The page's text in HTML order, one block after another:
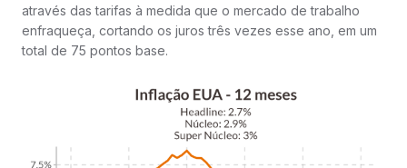
através das tarifas à medida que o mercado de trabalho
enfraqueça, cortando os juros três vezes esse ano, em um
total de 75 pontos base.